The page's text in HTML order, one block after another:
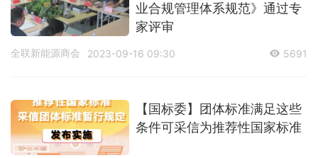
业合规管理体系规范》通过专
家评审
全联新能源商会 2023-09-16 09:30 5691
【国标委】团体标准满足这些
条件可采信为推荐性国家标准